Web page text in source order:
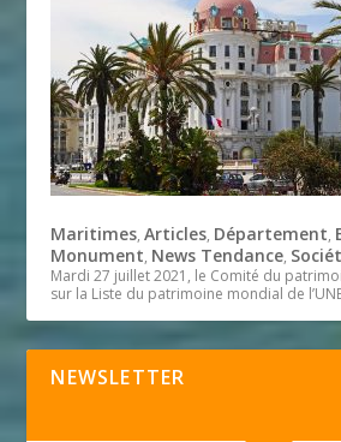
Maritimes,Articles, Département,
Monument, News Tendance,
Mardi 27 juillet 2021, le Comité du
sur la Liste du patrimoine mondial de
NEWSLETTER